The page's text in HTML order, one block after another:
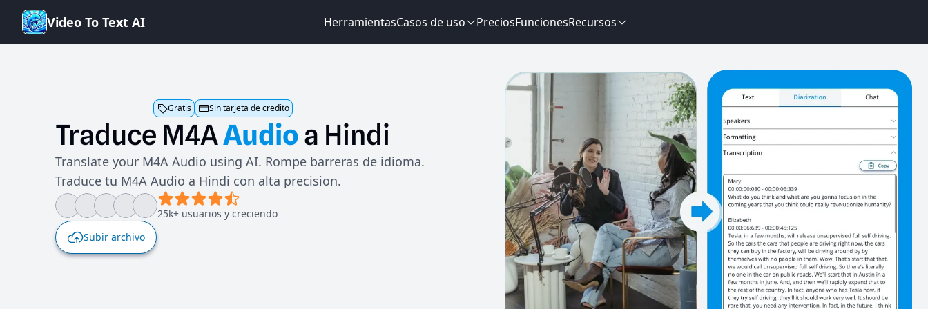
Video To Text AI HerramientasCasos de uso PreciosFuncionesRecursos
Gratis Sin tarjeta de credito
Traduce M4AAudioa Hindi
Translate your M4A Audio using AI. Rompe barreras de idioma.
Traduce tu M4A Audio a Hindi con alta precision.
25k+ usuarios y creciendo
Subir archivo